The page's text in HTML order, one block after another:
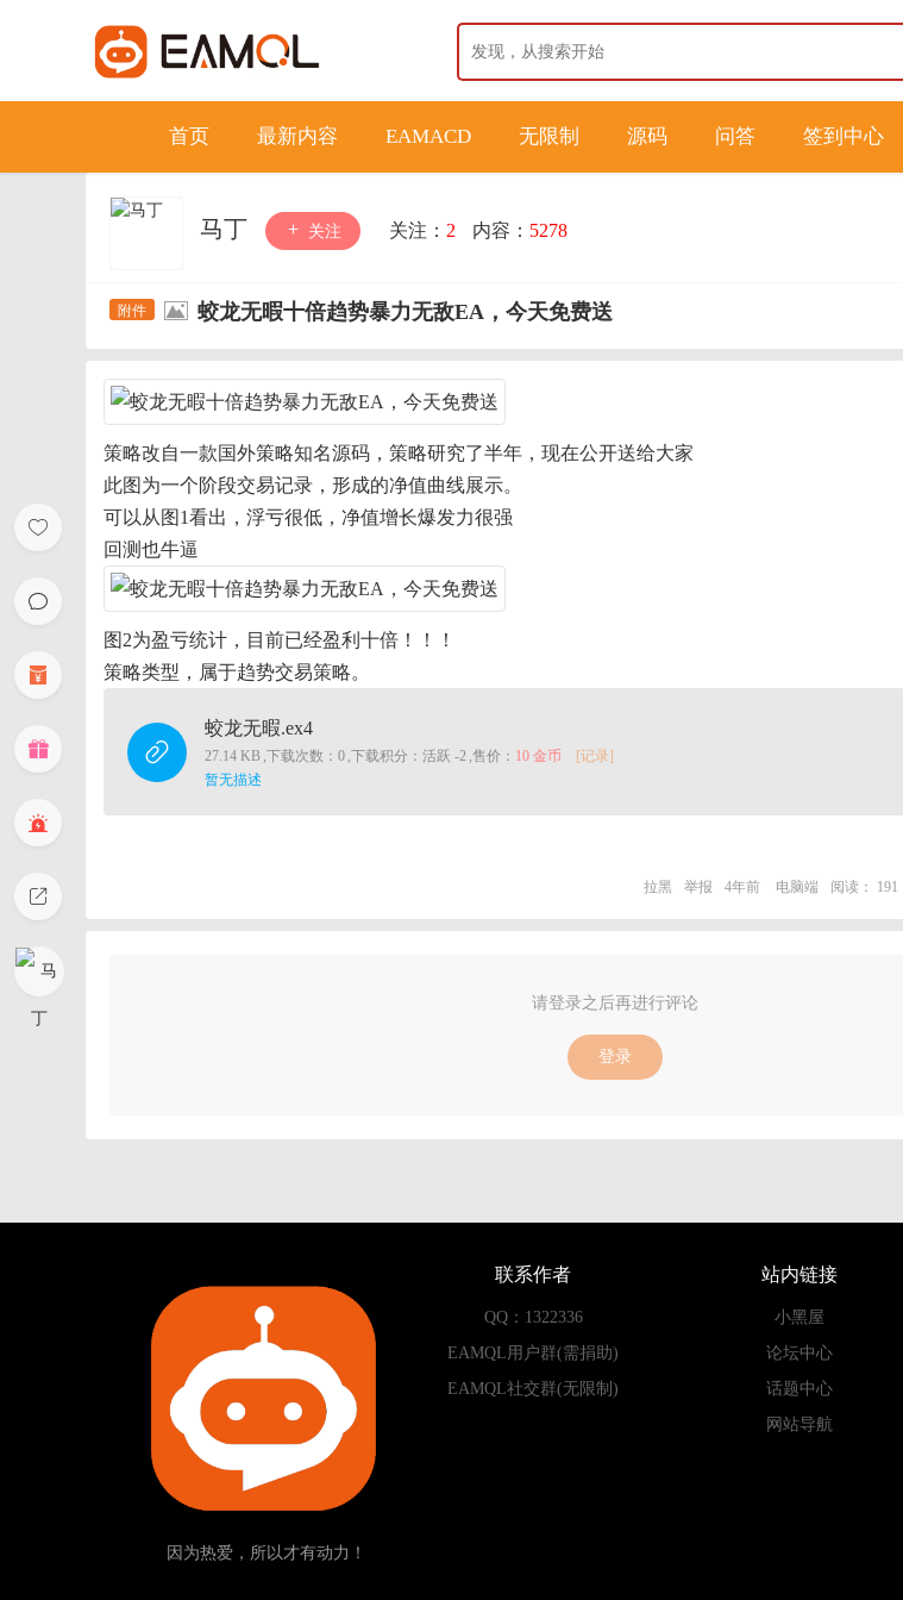
首页 最新内容 EAMACD 无限制 源码 问答 签到中心
马丁 关注 关注： 2 内容： 5278
蛟龙无暇十倍趋势暴力无敌EA，今天免费送
策略改自一款国外策略知名源码，策略研究了半年，现在公开送给大家
此图为一个阶段交易记录，形成的净值曲线展示。
可以从图1看出，浮亏很低，净值增长爆发力很强
回测也牛逼
图2为盈亏统计，目前已经盈利十倍！！！
策略类型，属于趋势交易策略。
蛟龙无暇.ex4
27.14 KB ,下载次数：0 ,下载积分：活跃 -2 ,售价： 10 金币
[记录]
暂无描述
拉黑 举报 4年前 电脑端 阅读： 191
请登录之后再进行评论
登录
因为热爱，所以才有动力！
联系作者
QQ：1322336
EAMQL用户群(需捐助)
EAMQL社交群(无限制)
站内链接
小黑屋
论坛中心
话题中心
网站导航